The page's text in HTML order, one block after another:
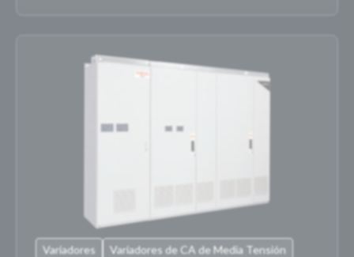
Variadores Variadores de CA de Media Tensión